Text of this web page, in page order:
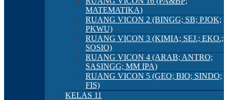
MATEMATIKA)
RUANG VICON 2 (BINGG; SB; PJOK;
PKWU)
RUANG VICON 3 (KIMIA; SEJ.; EKO.;
SOSIO)
RUANG VICON 4 (ARAB; ANTRO;
SASINGG; MM IPA)
RUANG VICON 5 (GEO; BIO; SINDO;
FIS)
KELAS 11